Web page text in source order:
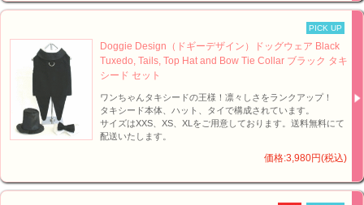
PICK UP
Doggie Design（ドギーデザイン）ドッグウェア Black
Tuxedo, Tails, Top Hat and Bow Tie Collar ブラック タキ
シード セット
ワンちゃんタキシードの王様！凛々しさをランクアップ！
タキシード本体、ハット、タイで構成されています。
サイズはXXS、XS、XLをご用意しております。送料無料にて
配送いたします。
価格:3,980円(税込)